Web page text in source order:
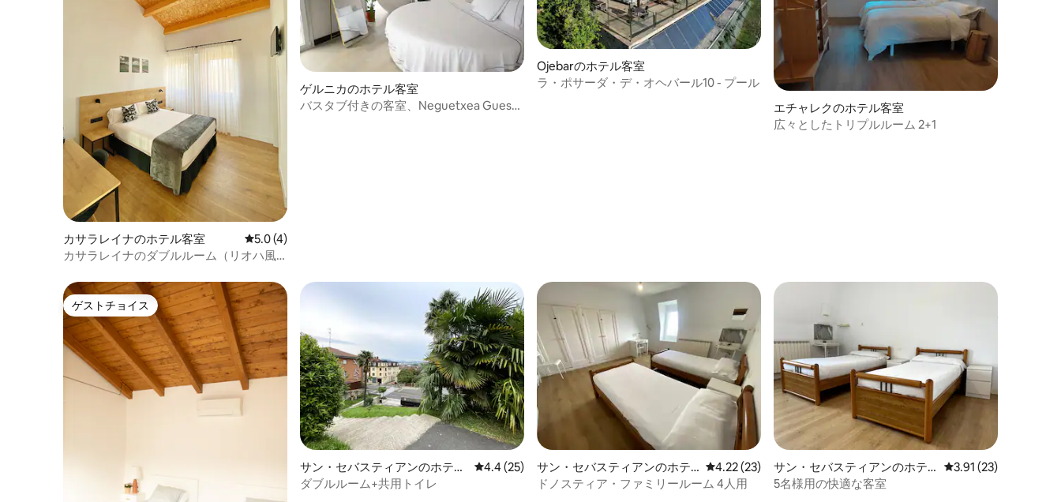
カサラレイナのホテル客室 レビュー4件、5つ星中5.0つ星の平均評価
5.0 (4)
カサラレイナのダブルルーム（リオハ風
ゲルニカのホテル客室
バスタブ付きの客室、Neguetxea Guest
Ojebarのホテル客室
ラ・ポサーダ・デ・オヘバール10 - プール
エチャレクのホテル客室
広々としたトリプルルーム 2+1
ゲストチョイス
ゲストチョイス
サン・セバスティアンのホテル
客室
レビュー25件、5つ星中4.4つ星の平均評価
4.4 (25)
ダブルルーム+共用トイレ
サン・セバスティアンのホテ
ル客室
レビュー23件、5つ星中4.22つ星の平均評価
4.22 (23)
ドノスティア・ファミリールーム 4人用
サン・セバスティアンのホテ
ル客室
レビュー23件、5つ
3.91 (23)
5名様用の快適な客室